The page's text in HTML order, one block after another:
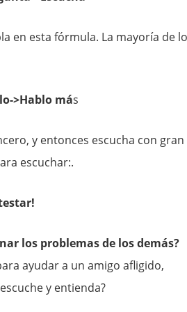
en esta fórmula. La mayoría de
>Hablo más
y entonces escucha con gran
escuchar:.
los problemas de los demás?
ayudar a un amigo afligido,
y entienda?